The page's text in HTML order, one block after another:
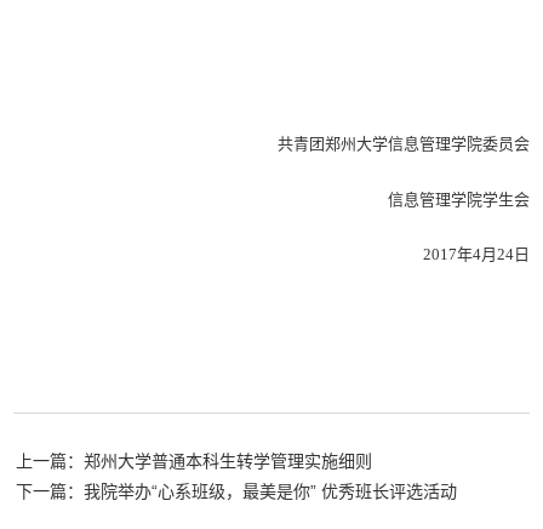
共青团郑州大学信息管理学院委员会
信息管理学院学生会
2017年4月24日
上一篇：郑州大学普通本科生转学管理实施细则
下一篇：我院举办“心系班级，最美是你” 优秀班长评选活动